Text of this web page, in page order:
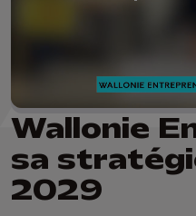
Wallonie
sa
2029